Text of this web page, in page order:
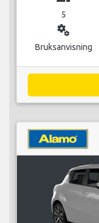
5
miscellaneous_services
Bruksanvisning